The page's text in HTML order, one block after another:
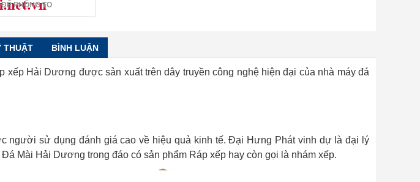
PHÓNG TO
THUẬT BÌNH LUẬN
xếp Hải Dương được sản xuất trên dây truyền công nghệ hiện đại của nhà máy đá
người sử dụng đánh giá cao về hiệu quả kinh tế. Đại Hưng Phát vinh dự là đại lý
Mài Hải Dương trong đáo có sản phẩm Ráp xếp hay còn gọi là nhám xếp.